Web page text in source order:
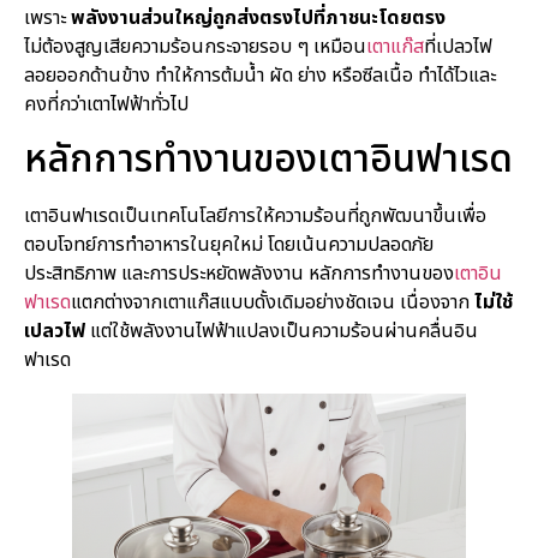
เพราะพลังงานส่วนใหญ่ถูกส่งตรงไปที่ภาชนะโดยตรง
ไม่ต้องสูญเสียความร้อนกระจายรอบ ๆ เหมือนเตาแก๊สที่เปลวไฟ
ลอยออกด้านข้าง ทำให้การต้มน้ำ ผัด ย่าง หรือซีลเนื้อ ทำได้ไวและ
คงที่กว่าเตาไฟฟ้าทั่วไป
หลักการทำงานของเตาอินฟาเรด
เตาอินฟาเรดเป็นเทคโนโลยีการให้ความร้อนที่ถูกพัฒนาขึ้นเพื่อ
ตอบโจทย์การทำอาหารในยุคใหม่ โดยเน้นความปลอดภัย
ประสิทธิภาพ และการประหยัดพลังงาน หลักการทำงานของเตาอิน
ฟาเรดแตกต่างจากเตาแก๊สแบบดั้งเดิมอย่างชัดเจน เนื่องจากไม่ใช้
เปลวไฟ แต่ใช้พลังงานไฟฟ้าแปลงเป็นความร้อนผ่านคลื่นอิน
ฟาเรด